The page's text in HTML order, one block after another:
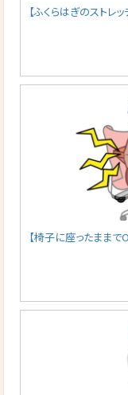
【ふくらはぎのストレ
【椅子に座ったままで